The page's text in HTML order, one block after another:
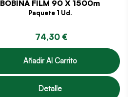
BOBINA FILM 90 X 1500m
Paquete 1 Ud.
74,30 €
Añadir Al Carrito
Detalle